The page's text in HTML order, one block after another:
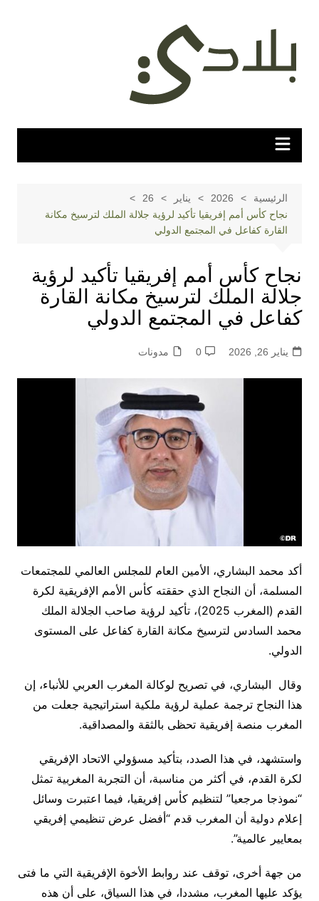
المحتوى
الرئيسية 2026 يناير
26
نجاح كأس أمم إفريقيا تأكيد لرؤية جلالة الملك لترسيخ مكانة
القارة كفاعل في المجتمع الدولي
نجاح كأس أمم إفريقيا تأكيد لرؤية
جلالة الملك لترسيخ مكانة القارة
كفاعل في المجتمع الدولي
يناير 26, 2026 0 مدونات
أكد محمد البشاري، الأمين العام للمجلس العالمي للمجتمعات
المسلمة، أن النجاح الذي حققته كأس الأمم الإفريقية لكرة
القدم (المغرب 2025)، تأكيد لرؤية صاحب الجلالة الملك
محمد السادس لترسيخ مكانة القارة كفاعل على المستوى
الدولي.
وقال البشاري، في تصريح لوكالة المغرب العربي للأنباء، إن
هذا النجاح ترجمة عملية لرؤية ملكية استراتيجية جعلت من
المغرب منصة إفريقية تحظى بالثقة والمصداقية.
واستشهد، في هذا الصدد، بتأكيد مسؤولي الاتحاد الإفريقي
لكرة القدم، في أكثر من مناسبة، أن التجربة المغربية تمثل
“نموذجا مرجعيا” لتنظيم كأس إفريقيا، فيما اعتبرت وسائل
إعلام دولية أن المغرب قدم “أفضل عرض تنظيمي إفريقي
بمعايير عالمية”.
من جهة أخرى، توقف عند روابط الأخوة الإفريقية التي ما فتى
يؤكد عليها المغرب، مشددا، في هذا السياق، على أن هذه